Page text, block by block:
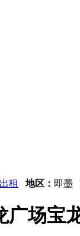
租 地区： 即墨
广场宝